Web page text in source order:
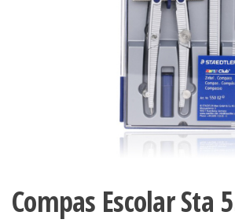
Compas Escolar Sta